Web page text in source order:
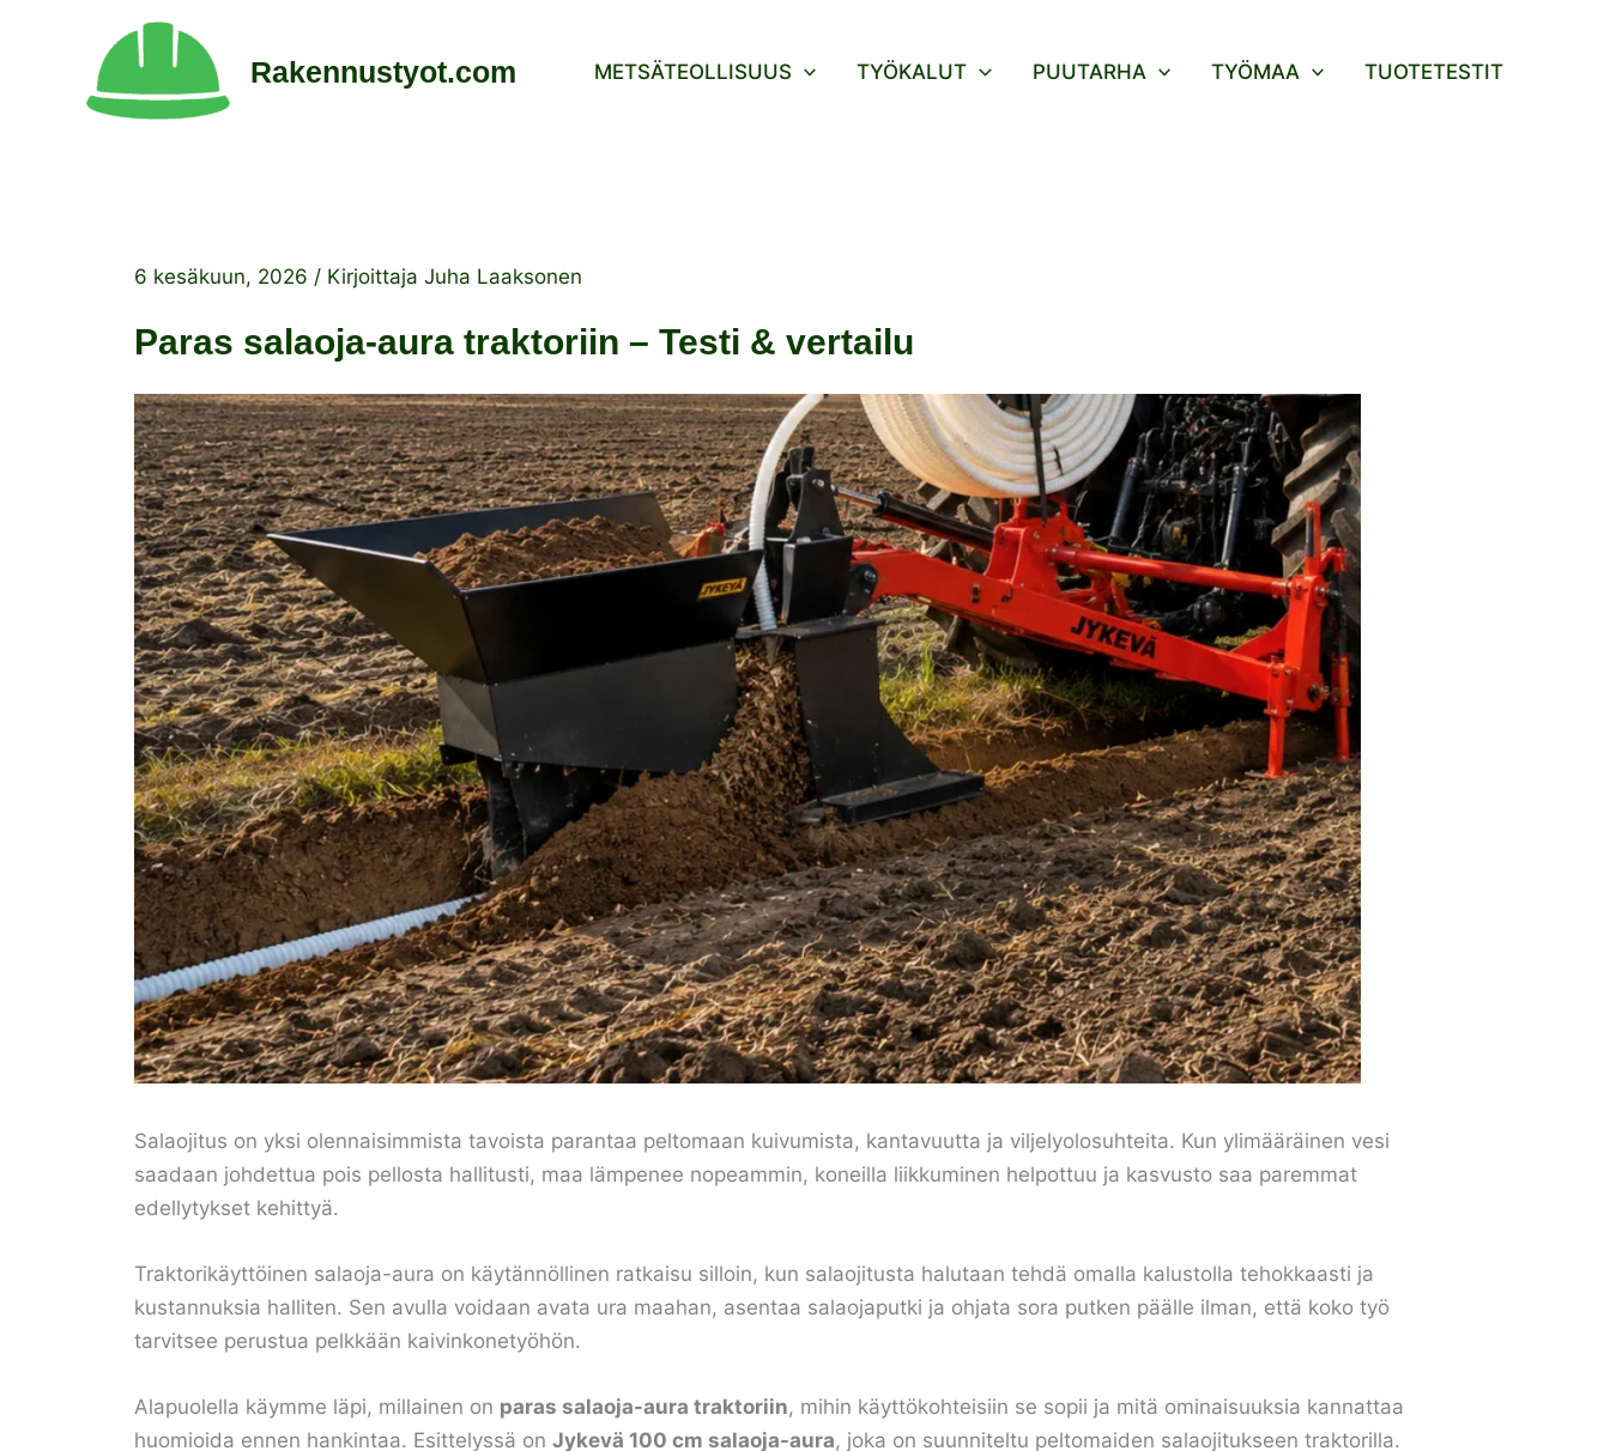
Rakennustyot.com METSÄTEOLLISUUS TYÖKALUT PUUTARHA TYÖMAA TUOTETESTIT
6 kesäkuun, 2026 / Kirjoittaja Juha Laaksonen
Paras salaoja-aura traktoriin – Testi & vertailu
Salaojitus on yksi olennaisimmista tavoista parantaa peltomaan kuivumista, kantavuutta ja viljelyolosuhteita. Kun ylimääräinen vesi
saadaan johdettua pois pellosta hallitusti, maa lämpenee nopeammin, koneilla liikkuminen helpottuu ja kasvusto saa paremmat
edellytykset kehittyä.
Traktorikäyttöinen salaoja-aura on käytännöllinen ratkaisu silloin, kun salaojitusta halutaan tehdä omalla kalustolla tehokkaasti ja
kustannuksia halliten. Sen avulla voidaan avata ura maahan, asentaa salaojaputki ja ohjata sora putken päälle ilman, että koko työ
tarvitsee perustua pelkkään kaivinkonetyöhön.
Alapuolella käymme läpi, millainen on paras salaoja-aura traktoriin, mihin käyttökohteisiin se sopii ja mitä ominaisuuksia kannattaa
huomioida ennen hankintaa. Esittelyssä on Jykevä 100 cm salaoja-aura, joka on suunniteltu peltomaiden salaojitukseen traktorilla.